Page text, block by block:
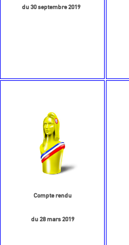
du 30 septembre 2019
Compte rendu
du 28 mars 2019